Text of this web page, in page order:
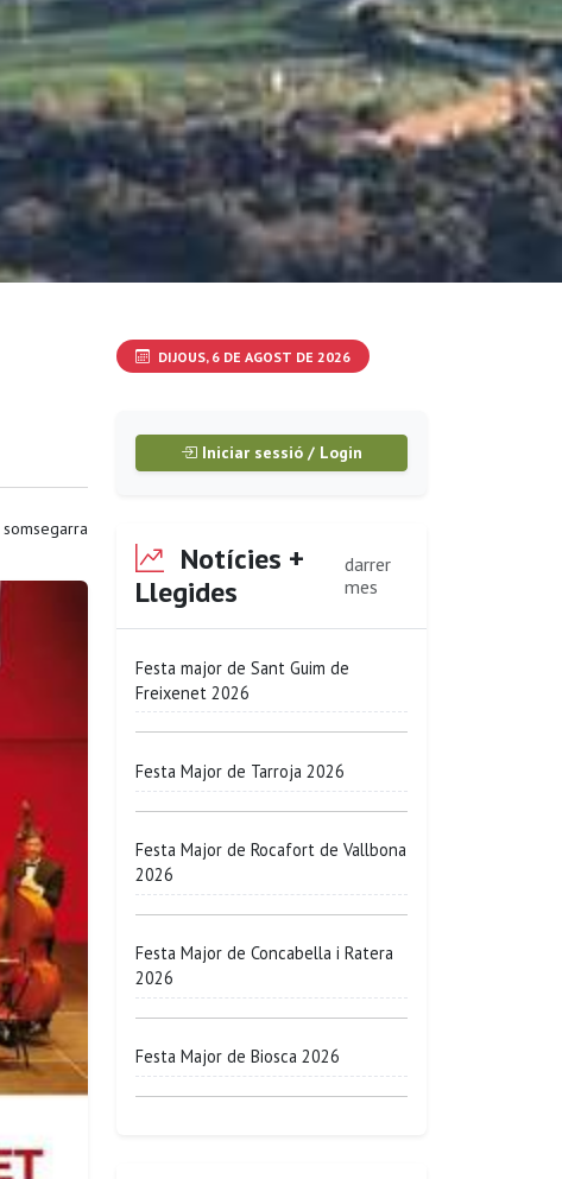
somsegarra
DIJOUS, 6 DE AGOST DE 2026
Iniciar sessió / Login
Notícies +
Llegides
darrer
mes
Festa major de Sant Guim de
Freixenet 2026
Festa Major de Tarroja 2026
Festa Major de Rocafort de Vallbona
2026
Festa Major de Concabella i Ratera
2026
Festa Major de Biosca 2026